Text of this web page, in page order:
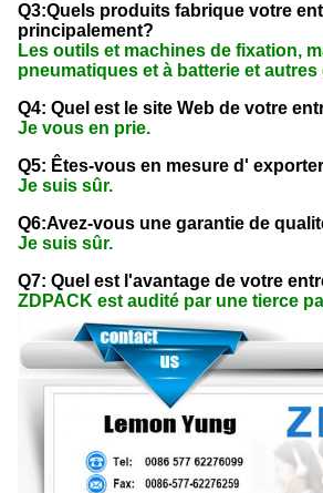
Q3:Quels produits fabrique votre
principalement?
Les outils et machines de fixation,
pneumatiques et à batterie et autres
Q4: Quel est le site Web de votre
Je vous en prie.
Q5: Êtes-vous en mesure d'
Je suis sûr.
Q6:Avez-vous une garantie de
Je suis sûr.
Q7: Quel est l'avantage de votre
ZDPACK est audité par une tierce